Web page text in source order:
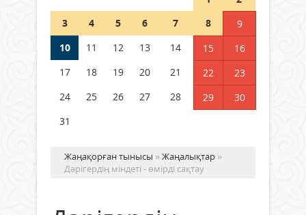
мыңнан астам көрерменнің
қауіпсіздігін қамтамасыз етті
06 тамыз 2026 ж.
3
4 5 6 7 8
9
10
11 12 13 14 15
16
17
18 19 20 21 22
23
24
25 26 27 28 29
30
31
Жаңақорған тынысы »Жаңалықтар »
Дәрігердің міндеті - өмірді сақтау